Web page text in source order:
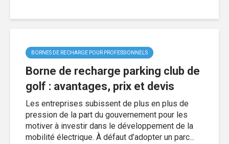
BORNES DE RECHARGE POUR PROFESSIONNELS
Borne de recharge parking club de
golf : avantages, prix et devis
Les entreprises subissent de plus en plus de
pression de la part du gouvernement pour les
motiver à investir dans le développement de la
mobilité électrique. À défaut d’adopter un parc...